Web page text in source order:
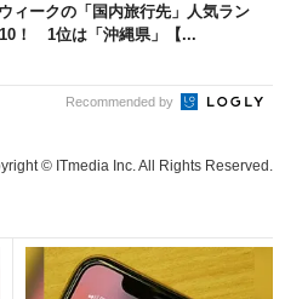
ィークの「国内旅行先」人気ラン
！ 1位は「沖縄県」【...
Recommended by
© ITmedia Inc. All Rights Reserved.